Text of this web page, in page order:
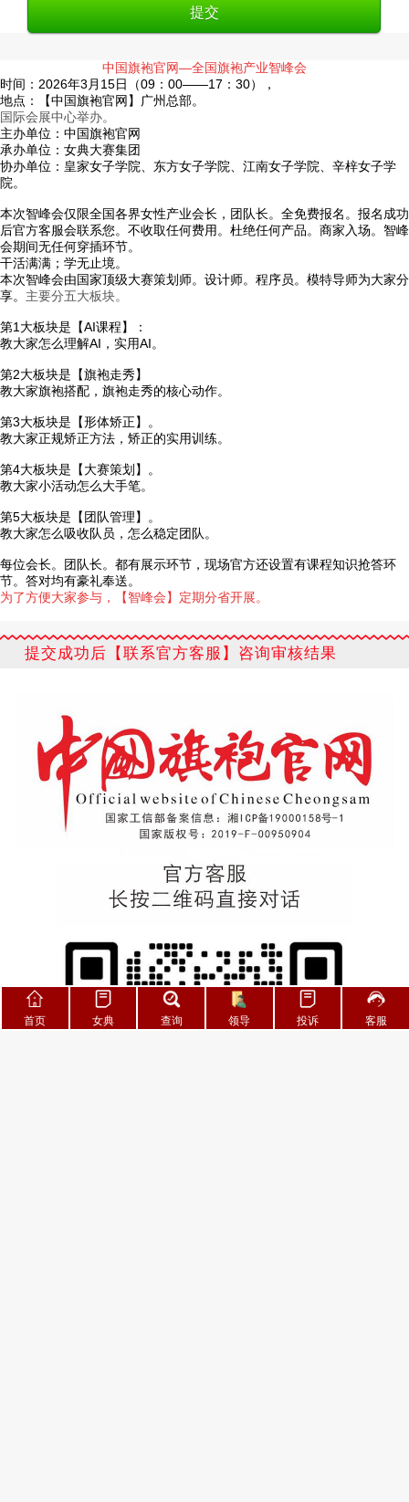
中国旗袍官网—全国旗袍产业智峰会
时间：2026年3月15日（09：00——17：30），
地点：【中国旗袍官网】广州总部。
国际会展中心举办。
主办单位：中国旗袍官网
承办单位：女典大赛集团
协办单位：皇家女子学院、 东方女子学院、 江南女子学院、 辛梓女子学
院。
本次智峰会仅限全国各界女性产业会长，团队长。全免费报名。报名成功
后官方客服会联系您。不收取任何费用。 杜绝任何产品。商家入场。 智峰
会期间无任何穿插环节。
干活满满； 学无止境。
本次智峰会由国家顶级大赛策划师。设计师。程序员。模特导师为大家分
享。 主要分五大板块。
第1大板块是【AI课程】：
教大家怎么理解AI，实用AI。
第2大板块是【旗袍走秀】
教大家旗袍搭配，旗袍走秀的核心动作。
第3大板块是【形体矫正】。
教大家正规矫正方法，矫正的实用训练。
第4大板块是【大赛策划】。
教大家小活动怎么大手笔。
第5大板块是【团队管理】。
教大家怎么吸收队员，怎么稳定团队。
每位会长。团队长。都有展示环节，现场官方还设置有课程知识抢答环
节。答对均有豪礼奉送。
为了方便大家参与，【智峰会】定期分省开展。
提交成功后【联系官方客服】咨询审核结果
首页 查询 投诉 客服
首页 女典 查询 领导 投诉 客服